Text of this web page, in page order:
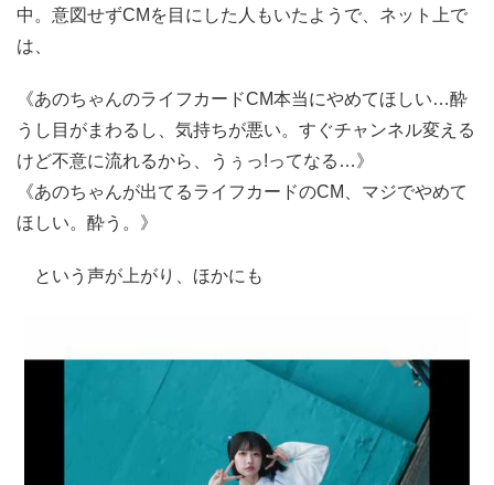
中。意図せずCMを目にした人もいたようで、ネット上で
は、
《あのちゃんのライフカードCM本当にやめてほしい…酔
うし目がまわるし、気持ちが悪い。すぐチャンネル変える
けど不意に流れるから、うぅっ!ってなる…》
《あのちゃんが出てるライフカードのCM、マジでやめて
ほしい。酔う。》
という声が上がり、ほかにも